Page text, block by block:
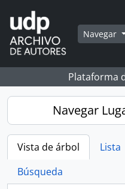
Skip to main content
Navegar
Plataforma
Navegar
Vista de árbol
Lista
Búsqueda